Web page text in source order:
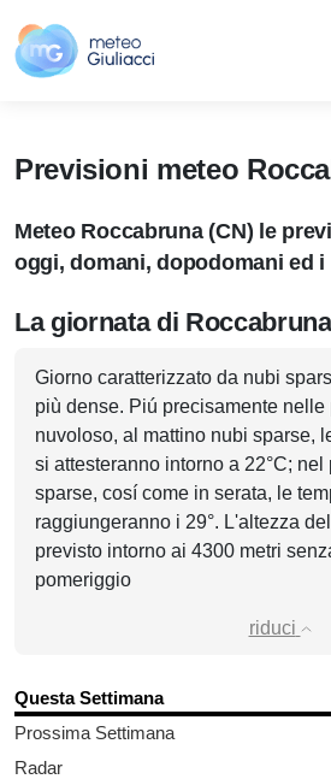
Previsioni meteo
Meteo Roccabruna (CN) le
oggi, domani, dopodomani ed
La giornata di
Giorno caratterizzato da nubi
più dense. Piú precisamente nelle
nuvoloso, al mattino nubi sparse,
si attesteranno intorno a 22°C;
sparse, cosí come in serata, le
raggiungeranno i 29°. L'altezza
previsto intorno ai 4300 metri
pomeriggio
riduci
Questa Settimana
Prossima Settimana
Radar